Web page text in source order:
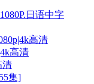
日语中字
高清
高清
清
集]